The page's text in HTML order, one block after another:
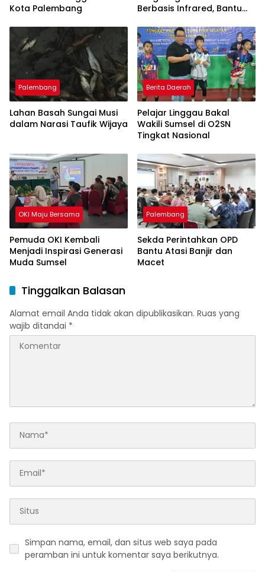
Kota Palembang
Berbasis Infrared, Bantu
Pulau Kemaro
Palembang
Lahan Basah Sungai Musi
dalam Narasi Taufik Wijaya
Berita Daerah
Pelajar Linggau Bakal
Wakili Sumsel di O2SN
Tingkat Nasional
OKI Maju Bersama
Pemuda OKI Kembali
Menjadi Inspirasi Generasi
Muda Sumsel
Palembang
Sekda Perintahkan OPD
Bantu Atasi Banjir dan
Macet
Tinggalkan Balasan
Alamat email Anda tidak akan dipublikasikan. Ruas yang
wajib ditandai *
Simpan nama, email, dan situs web saya pada
peramban ini untuk komentar saya berikutnya.